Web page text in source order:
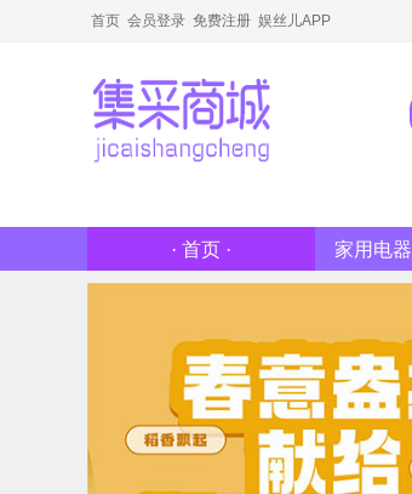
首页 会员登录 免费注册 娱丝儿APP
· 首页 · 家用电器